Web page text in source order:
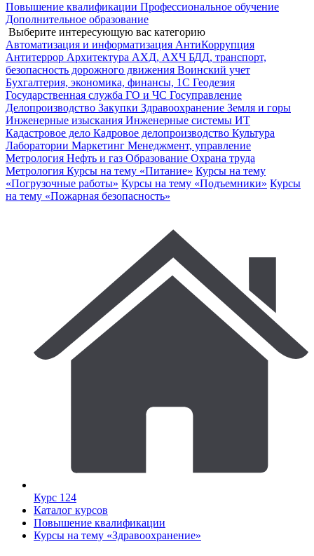
Повышение квалификации Профессиональное обучение
Дополнительное образование
Выберите интересующую вас категорию
Автоматизация и информатизация АнтиКоррупция
Антитеррор Архитектура АХД, АХЧ БДД, транспорт,
безопасность дорожного движения Воинский учет
Бухгалтерия, экономика, финансы, 1С Геодезия
Государственная служба ГО и ЧС Госуправление
Делопроизводство Закупки Здравоохранение Земля и горы
Инженерные изыскания Инженерные системы ИТ
Кадастровое дело Кадровое делопроизводство Культура
Лаборатории Маркетинг Менеджмент, управление
Метрология Нефть и газ Образование Охрана труда
Метрология Курсы на тему «Питание» Курсы на тему
«Погрузочные работы» Курсы на тему «Подъемники» Курсы
на тему «Пожарная безопасность»
Курс 124
Каталог курсов
Повышение квалификации
Курсы на тему «Здравоохранение»